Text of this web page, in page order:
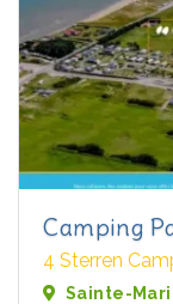
Camping
4 Sterren
Sainte-